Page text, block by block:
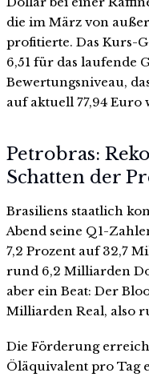
die im März von
profitierte. Das Kurs-
6,51 für das laufende
Bewertungsniveau,
auf aktuell 77,94
Petrobras:
Schatten der
Brasiliens staatlich
Abend seine Q1-
7,2 Prozent auf 32,7
rund 6,2 Milliarden
aber ein Beat: Der
Milliarden Real, also
Die Förderung
Öläquivalent pro Tag